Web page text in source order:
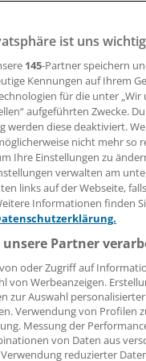
16:47 Uhr
Berliner Start-up
Innere Medizin
die das
in
Patienten
zu
von Rehaplätzen
ist uns wichtig
145-Partner speichern
Kennungen auf Ihrem
für die unter
aufgeführten Zwecke.
werden diese deaktiviert.
nicht mehr so
Ihre Einstellungen zu
verwalten am
links auf der Webseite,
Informationen finden
Partner
oder Zugriff auf
von Werbeanzeigen.
zur Auswahl
Verwendung von Profilen
Messung der
von Daten aus
reduzierter